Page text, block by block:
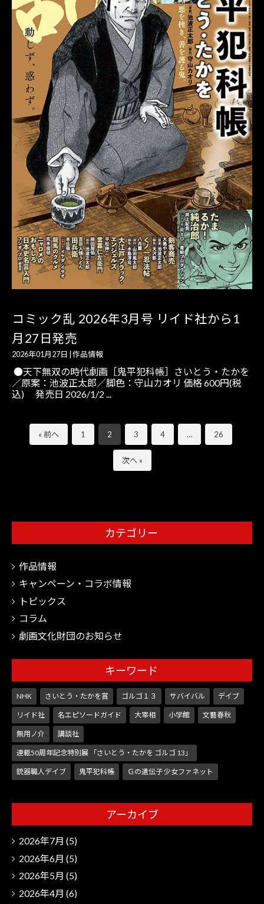
コミック乱 2026年3月号 リイド社から1
月27日発売
2026年01月27日 作品情報
●天下無双の時代劇画［鬼平犯科帳］さいとう・たかを
／原案：池波正太郎／脚色：守山カオリ 価格 600円(税
込) 発売日 2026/1/2 ...
« 前へ 1 2 3 4 … 26
次へ »
カテゴリー
作品情報
キャンペーン・コラボ情報
トピックス
コラム
劇画文化財団のお知らせ
キーワード
NHK さいとう・たかを賞 ゴルゴ１３ サバイバル デイブ
リイド社 名エピソードガイド 大宰相 小学館 文藝春秋
無用ノ介 講談社
連載50周年記念特別展 「さいとう・たかを ゴルゴ 13」
銃器職人デイブ 鬼平犯科帳 Ｇの遺伝子 少女ファネット
アーカイブ
2026年7月 (5)
2026年6月 (5)
2026年5月 (5)
2026年4月 (6)